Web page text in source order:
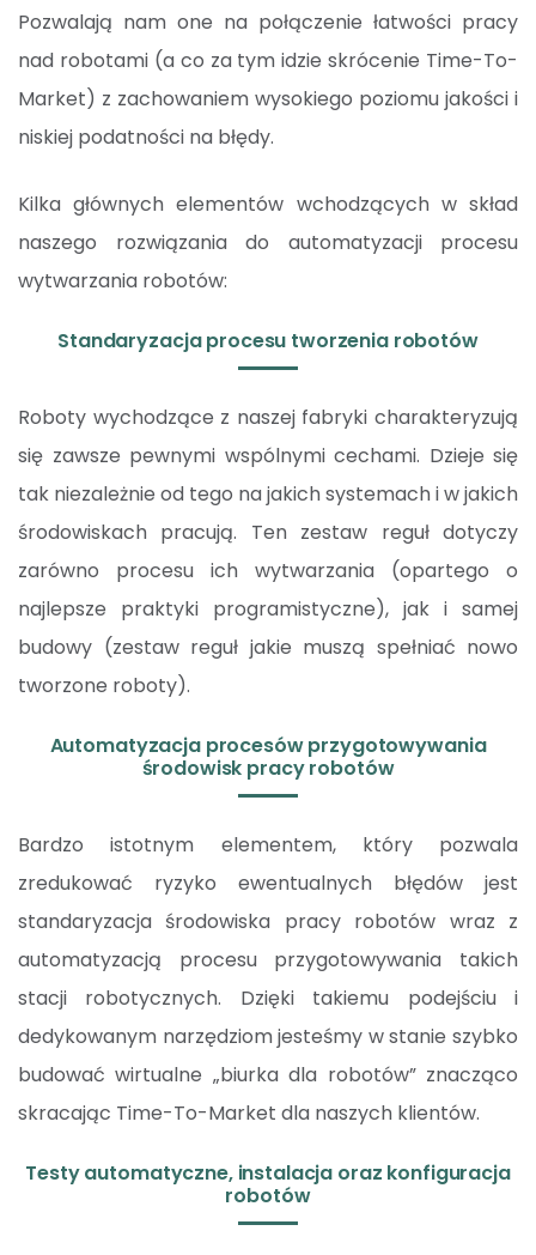
Pozwalają nam one na połączenie łatwości pracy
nad robotami (a co za tym idzie skrócenie Time-To-
Market) z zachowaniem wysokiego poziomu jakości i
niskiej podatności na błędy.
Kilka głównych elementów wchodzących w skład
naszego rozwiązania do automatyzacji procesu
wytwarzania robotów:
Standaryzacja procesu tworzenia robotów
Roboty wychodzące z naszej fabryki charakteryzują
się zawsze pewnymi wspólnymi cechami. Dzieje się
tak niezależnie od tego na jakich systemach i w jakich
środowiskach pracują. Ten zestaw reguł dotyczy
zarówno procesu ich wytwarzania (opartego o
najlepsze praktyki programistyczne), jak i samej
budowy (zestaw reguł jakie muszą spełniać nowo
tworzone roboty).
Automatyzacja procesów przygotowywania
środowisk pracy robotów
Bardzo istotnym elementem, który pozwala
zredukować ryzyko ewentualnych błędów jest
standaryzacja środowiska pracy robotów wraz z
automatyzacją procesu przygotowywania takich
stacji robotycznych. Dzięki takiemu podejściu i
dedykowanym narzędziom jesteśmy w stanie szybko
budować wirtualne „biurka dla robotów” znacząco
skracając Time-To-Market dla naszych klientów.
Testy automatyczne, instalacja oraz konfiguracja
robotów